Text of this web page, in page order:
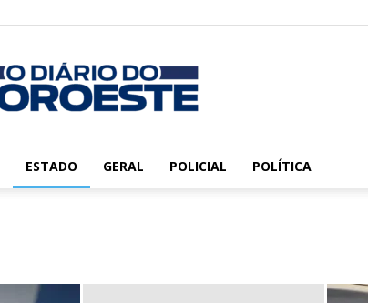
ESTADO GERAL POLICIAL POLÍTICA